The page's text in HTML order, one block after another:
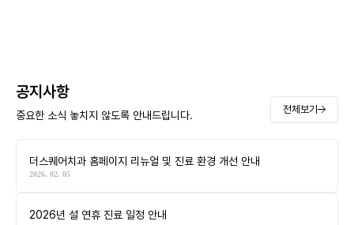
공지사항
중요한 소식 놓치지 않도록 안내드립니다. 전체보기
더스퀘어치과 홈페이지 리뉴얼 및 진료 환경 개선 안내
2026. 02. 05
2026년 설 연휴 진료 일정 안내